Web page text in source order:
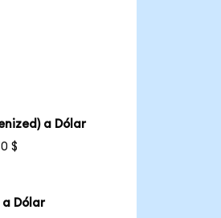
a Dólar
$
a Dólar